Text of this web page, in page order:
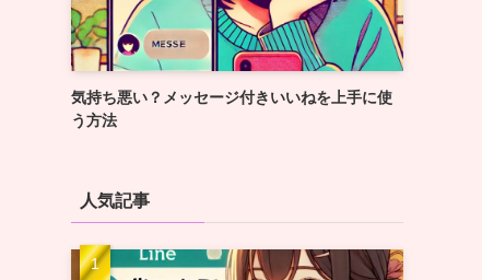
気持ち悪い？メッセージ付きいいねを上手に使
う方法
人気記事